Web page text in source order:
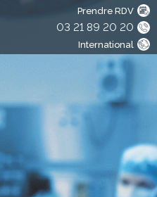
Prendre RDV
03 21 89 20 20
International